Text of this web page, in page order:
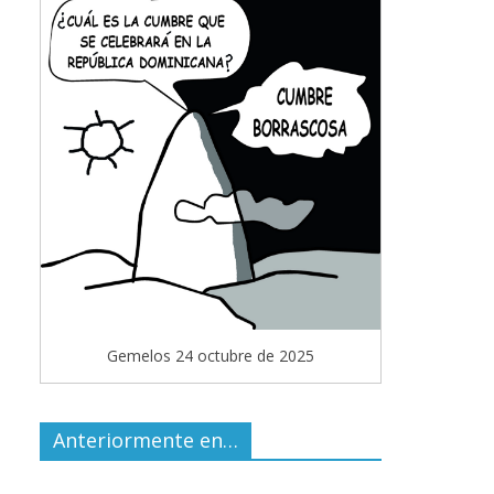
Gemelos 24 octubre de 2025
Anteriormente en…